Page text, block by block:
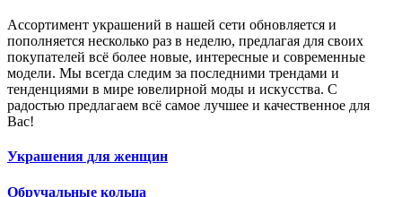
Ассортимент украшений в нашей сети обновляется и
пополняется несколько раз в неделю, предлагая для своих
покупателей всё более новые, интересные и современные
модели. Мы всегда следим за последними трендами и
тенденциями в мире ювелирной моды и искусства. С
радостью предлагаем всё самое лучшее и качественное для
Вас!
Украшения для женщин
Обручальные кольца